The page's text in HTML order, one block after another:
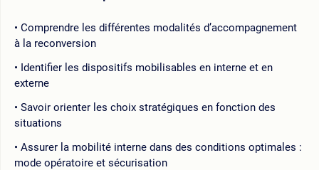
Comprendre les différentes modalités d’accompagnement
à la reconversion
Identifier les dispositifs mobilisables en interne et en
externe
Savoir orienter les choix stratégiques en fonction des
situations
Assurer la mobilité interne dans des conditions optimales :
mode opératoire et sécurisation